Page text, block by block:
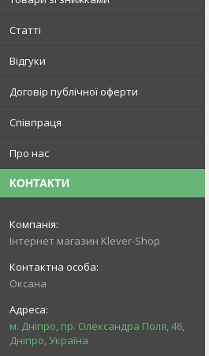
Статті
Відгуки
Договір публічної оферти
Співпраця
Про нас
КОНТАКТИ
Інтернет магазин Klever-Shop
Оксана
м. Дніпро, пр. Олександра Поля, 46,
Дніпро, Україна